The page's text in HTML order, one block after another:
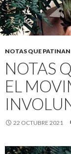
NOTAS QUE PATINAN
NOTAS
EL
22 OCTUBRE 2021